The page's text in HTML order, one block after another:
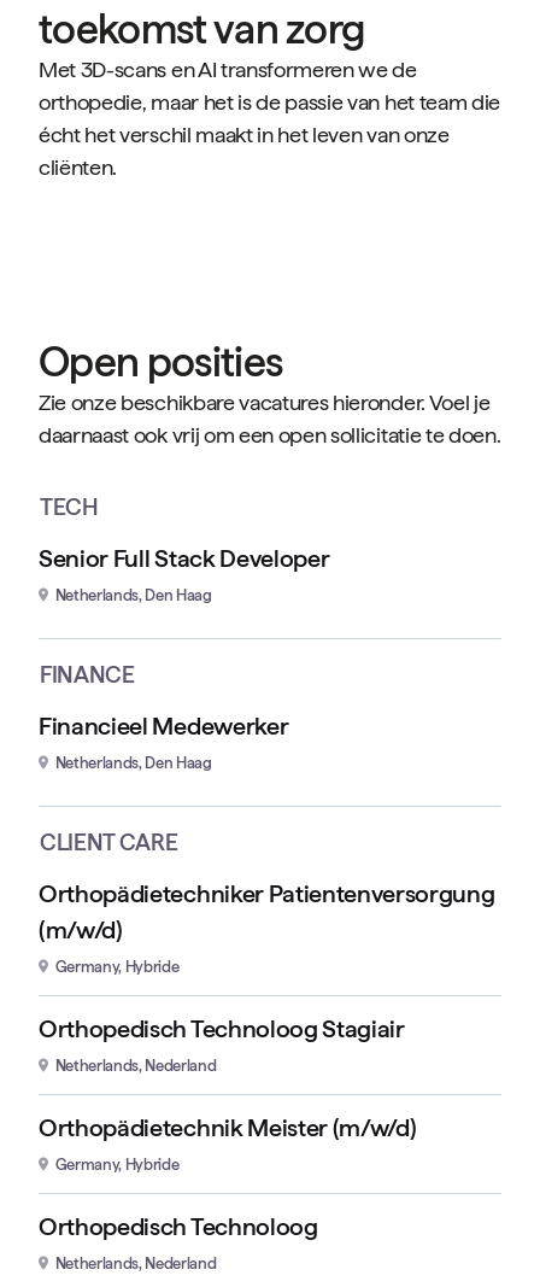
toekomst van zorg
Met 3D-scans en AI transformeren we de
orthopedie, maar het is de passie van het team die
écht het verschil maakt in het leven van onze
cliënten.
Open posities
Zie onze beschikbare vacatures hieronder. Voel je
daarnaast ook vrij om een open sollicitatie te doen.
TECH
Senior Full Stack Developer
Netherlands, Den Haag
FINANCE
Financieel Medewerker
Netherlands, Den Haag
CLIENT CARE
Orthopädietechniker Patientenversorgung
(m/w/d)
Germany, Hybride
Orthopedisch Technoloog Stagiair
Netherlands, Nederland
Orthopädietechnik Meister (m/w/d)
Germany, Hybride
Orthopedisch Technoloog
Netherlands, Nederland